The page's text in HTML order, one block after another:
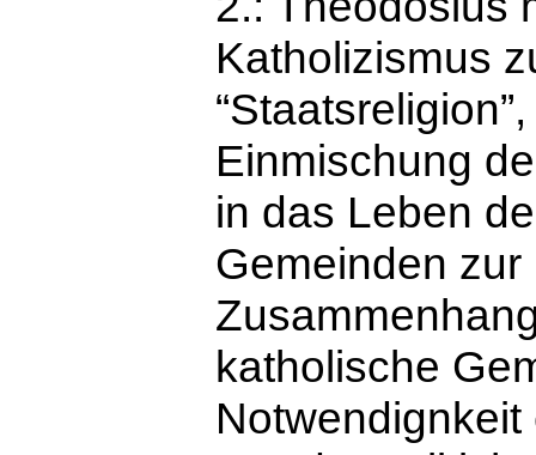
Katholizismus
Einmischung
in das Leben
Gemeinden
katholische